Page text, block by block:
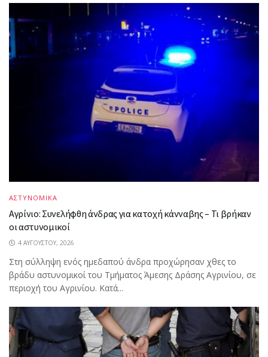
ΑΣΤΥΝΟΜΙΚΑ
Αγρίνιο: Συνελήφθη άνδρας για κατοχή κάνναβης – Τι βρήκαν
οι αστυνομικοί
4 ΑΥΓΟΎΣΤΟΥ, 2026
Στη σύλληψη ενός ημεδαπού άνδρα προχώρησαν χθες το
βράδυ αστυνομικοί του Τμήματος Άμεσης Δράσης Αγρινίου, σε
περιοχή του Αγρινίου. Κατά...